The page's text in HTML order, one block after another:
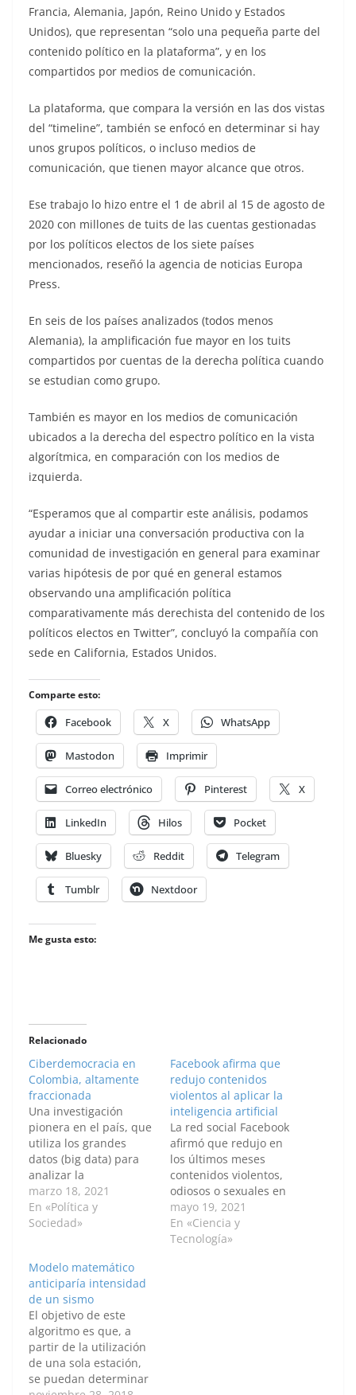
Francia, Alemania, Japón, Reino Unido y Estados
Unidos), que representan “solo una pequeña parte del
contenido político en la plataforma”, y en los
compartidos por medios de comunicación.
La plataforma, que compara la versión en las dos vistas
del “timeline”, también se enfocó en determinar si hay
unos grupos políticos, o incluso medios de
comunicación, que tienen mayor alcance que otros.
Ese trabajo lo hizo entre el 1 de abril al 15 de agosto de
2020 con millones de tuits de las cuentas gestionadas
por los políticos electos de los siete países
mencionados, reseñó la agencia de noticias Europa
Press.
En seis de los países analizados (todos menos
Alemania), la amplificación fue mayor en los tuits
compartidos por cuentas de la derecha política cuando
se estudian como grupo.
También es mayor en los medios de comunicación
ubicados a la derecha del espectro político en la vista
algorítmica, en comparación con los medios de
izquierda.
“Esperamos que al compartir este análisis, podamos
ayudar a iniciar una conversación productiva con la
comunidad de investigación en general para examinar
varias hipótesis de por qué en general estamos
observando una amplificación política
comparativamente más derechista del contenido de los
políticos electos en Twitter”, concluyó la compañía con
sede en California, Estados Unidos.
Comparte esto:
Facebook X WhatsApp
Mastodon Imprimir
Correo electrónico Pinterest X
LinkedIn Hilos Pocket
Bluesky Reddit Telegram
Tumblr Nextdoor
Me gusta esto:
Relacionado
Ciberdemocracia en
Colombia, altamente
fraccionada
Una investigación
pionera en el país, que
utiliza los grandes
datos (big data) para
analizar la
conversación política
en Twitter –
ciberdemocracia–
dividido entre dos
tendencias: el uribismo
y el antiuribismo.
BOGOTÁ D. C., 18 de
marzo de
2021 — Agencia de
Noticias UN- Así lo
evidenció un estudio…
marzo 18, 2021
En «Política y
Sociedad»
Facebook afirma que
redujo contenidos
violentos al aplicar la
inteligencia artificial
La red social Facebook
afirmó que redujo en
los últimos meses
contenidos violentos,
odiosos o sexuales en
su plataforma por el
uso de un programa
basado en la
mayo 19, 2021
En «Ciencia y
Tecnología»
Modelo matemático
anticiparía intensidad
de un sismo
El objetivo de este
algoritmo es que, a
partir de la utilización
de una sola estación,
se puedan determinar